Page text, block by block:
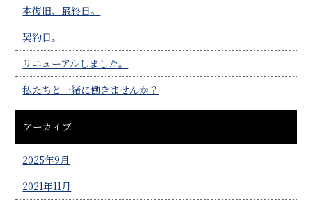
本復旧、最終日。
契約日。
リニューアルしました。
私たちと一緒に働きませんか？
アーカイブ
2025年9月
2021年11月